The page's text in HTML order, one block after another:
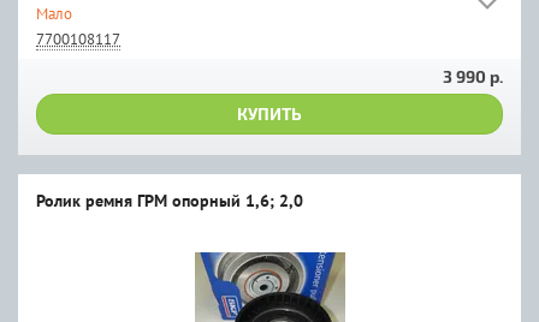
Мало
7700108117
3 990 р.
КУПИТЬ
Ролик ремня ГРМ опорный 1,6; 2,0